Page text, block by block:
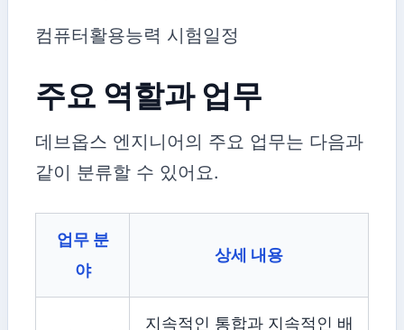
컴퓨터활용능력 시험일정
주요 역할과 업무
데브옵스 엔지니어의 주요 업무는 다음과
같이 분류할 수 있어요.
업무 분
야
상세 내용
지속적인 통합과 지속적인 배